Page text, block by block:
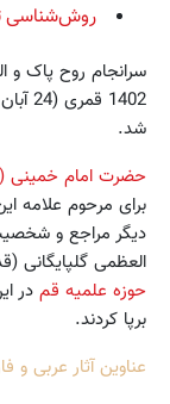
روش‌شناسی
شد.
حضرت امام خمینی
برای مرحوم علامه
دیگر مراجع و
العظمی
حوزه علمیه قم در
برپا کردند.
عناوین آثار عربی